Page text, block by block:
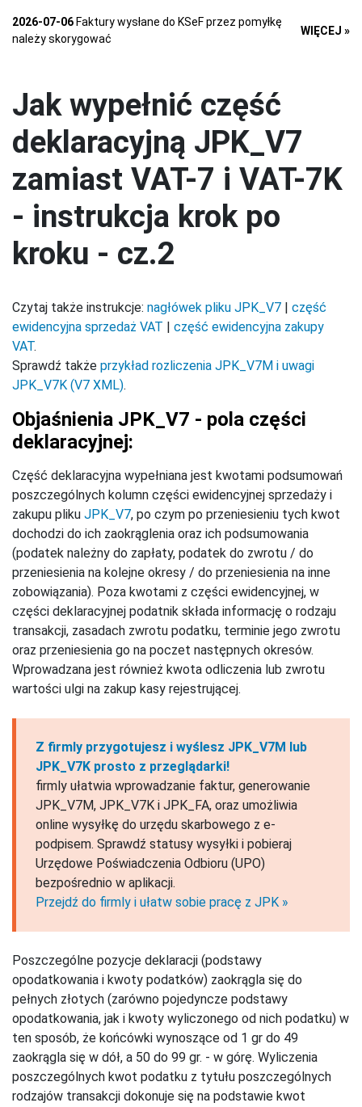
2026-07-06 Faktury wysłane do KSeF przez pomyłkę
należy skorygować
WIĘCEJ »
Jak wypełnić część
deklaracyjną JPK_V7
zamiast VAT-7 i VAT-7K
- instrukcja krok po
kroku - cz.2
Czytaj także instrukcje: nagłówek pliku JPK_V7
część
ewidencyjna sprzedaż VAT
część ewidencyjna zakupy
VAT.
Sprawdź także przykład rozliczenia JPK_V7M i uwagi
JPK_V7K (V7 XML).
Objaśnienia JPK_V7 - pola części
deklaracyjnej:
Część deklaracyjna wypełniana jest kwotami podsumowań
poszczególnych kolumn części ewidencyjnej sprzedaży i
zakupu pliku JPK_V7, po czym po przeniesieniu tych kwot
dochodzi do ich zaokrąglenia oraz ich podsumowania
(podatek należny do zapłaty, podatek do zwrotu / do
przeniesienia na kolejne okresy / do przeniesienia na inne
zobowiązania). Poza kwotami z części ewidencyjnej, w
części deklaracyjnej podatnik składa informację o rodzaju
transakcji, zasadach zwrotu podatku, terminie jego zwrotu
oraz przeniesienia go na poczet następnych okresów.
Wprowadzana jest również kwota odliczenia lub zwrotu
wartości ulgi na zakup kasy rejestrującej.
Z firmly przygotujesz i wyślesz JPK_V7M lub
JPK_V7K prosto z przeglądarki!
firmly ułatwia wprowadzanie faktur, generowanie
JPK_V7M, JPK_V7K i JPK_FA, oraz umożliwia
online wysyłkę do urzędu skarbowego z e-
podpisem. Sprawdź statusy wysyłki i pobieraj
Urzędowe Poświadczenia Odbioru (UPO)
bezpośrednio w aplikacji.
Przejdź do firmly i ułatw sobie pracę z JPK »
Poszczególne pozycje deklaracji (podstawy
opodatkowania i kwoty podatków) zaokrągla się do
pełnych złotych (zarówno pojedyncze podstawy
opodatkowania, jak i kwoty wyliczonego od nich podatku) w
ten sposób, że końcówki wynoszące od 1 gr do 49
zaokrągla się w dół, a 50 do 99 gr. - w górę. Wyliczenia
poszczególnych kwot podatku z tytułu poszczególnych
rodzajów transakcji dokonuje się na podstawie kwot